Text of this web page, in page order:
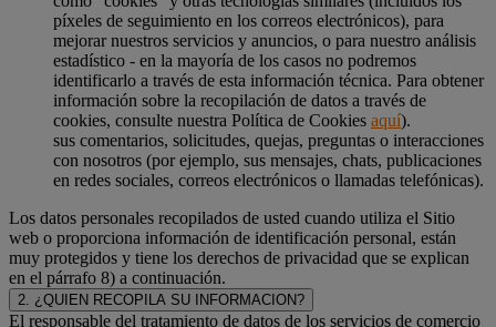
píxeles de seguimiento en los correos electrónicos), para
mejorar nuestros servicios y anuncios, o para nuestro análisis
estadístico - en la mayoría de los casos no podremos
identificarlo a través de esta información técnica. Para obtener
información sobre la recopilación de datos a través de
cookies, consulte nuestra Política de Cookies aquí).
sus comentarios, solicitudes, quejas, preguntas o interacciones
con nosotros (por ejemplo, sus mensajes, chats, publicaciones
en redes sociales, correos electrónicos o llamadas telefónicas).
Los datos personales recopilados de usted cuando utiliza el Sitio
web o proporciona información de identificación personal, están
muy protegidos y tiene los derechos de privacidad que se explican
en el párrafo 8) a continuación.
2. ¿QUIEN RECOPILA SU INFORMACION?
El responsable del tratamiento de datos de los servicios de comercio